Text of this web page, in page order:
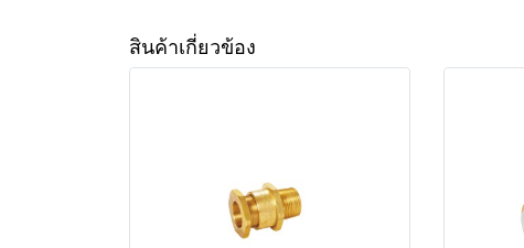
สินค้าเกี่ยวข้อง